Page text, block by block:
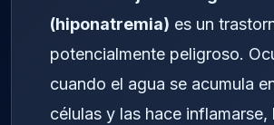
(hiponatremia) es un
potencialmente peligroso.
cuando el agua se acumula
células y las hace inflamarse,